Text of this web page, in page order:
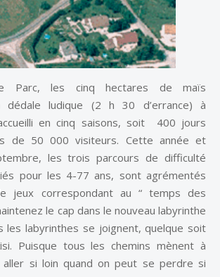
Parc, les cinq hectares de maïs
dédale ludique (2 h 30 d’errance) à
en cinq saisons, soit 400 jours
de 50 000 visiteurs. Cette année et
les trois parcours de difficulté
pour les 4-77 ans, sont agrémentés
jeux correspondant au “ temps des
le cap dans le nouveau labyrinthe
les labyrinthes se joignent, quelque soit
Puisque tous les chemins mènent à
aller si loin quand on peut se perdre si